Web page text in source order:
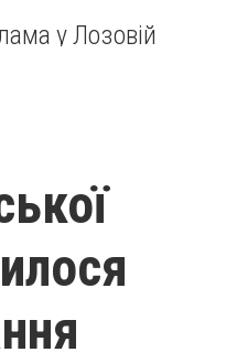
у Лозовій